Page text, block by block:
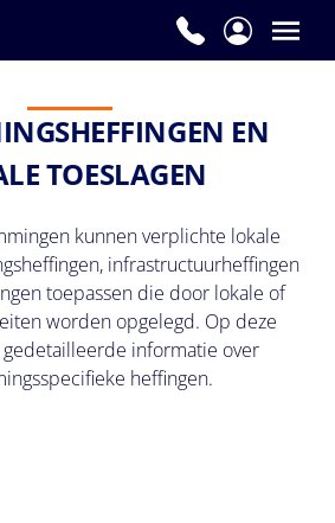
EN
TOESLAGEN
kunnen verplichte lokale
infrastructuurheffingen
toepassen die door lokale of
worden opgelegd. Op deze
informatie over
heffingen.